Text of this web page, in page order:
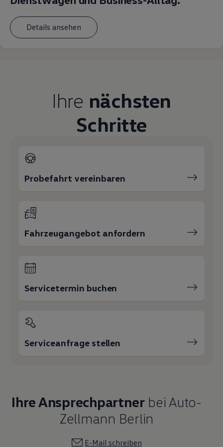
Magazin
Lifestyle
Transport
Familie
Details ansehen
Ihre nächsten
Schritte
Probefahrt vereinbaren
Fahrzeugangebot anfordern
Servicetermin buchen
Serviceanfrage stellen
Ihre Ansprechpartnerbei Auto-
Zellmann Berlin
E-Mail schreiben